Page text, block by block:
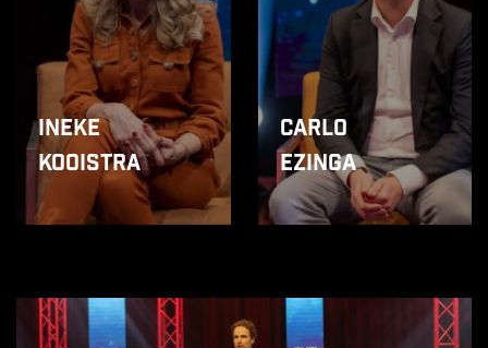
Ineke
Kooistra
Carlo
Ezinga